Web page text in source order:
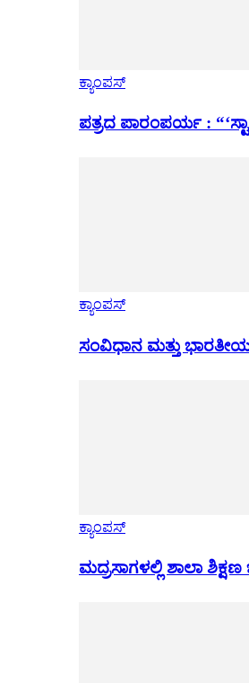
ಕ್ಯಾಂಪಸ್
ಪತ್ರದ ಪಾರಂಪರ್ಯ :
ಕ್ಯಾಂಪಸ್
ಸಂವಿಧಾನ ಮತ್ತು
ಕ್ಯಾಂಪಸ್
ಮದ್ರಸಾಗಳಲ್ಲಿ ಶಾಲಾ